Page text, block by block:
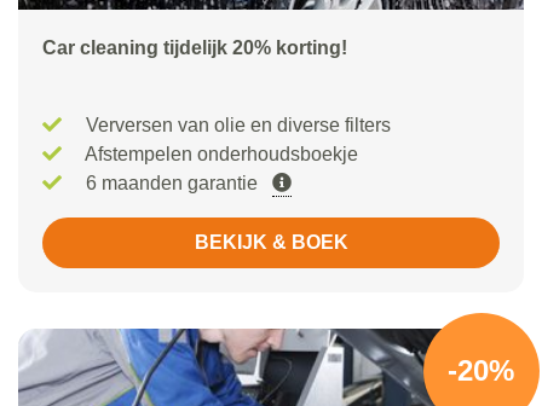
Car cleaning tijdelijk 20% korting!
Verversen van olie en diverse filters
Afstempelen onderhoudsboekje
6 maanden garantie
BEKIJK & BOEK
-20%